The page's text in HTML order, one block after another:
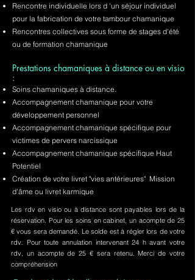
Rencontre individuelle lors d 'un séjour individuel
pour la fabrication de votre tambour chamanique
Rencontres collectives sous forme de stages d'été
ou de formation chamanique
Prestations chamaniques à distance ou en visio
:
Soins chamaniques à distance.
Accompagnement chamanique pour votre
développement personnel
Accompagnement chamanique spécifique pour
victimes de pervers narcissique
Accompagnement chamanique spécifique Haut
Potentiel
Création de votre livret "vies antérieures" Mission
d'âme ou livret karmique
Les rdv en visio ou à distance sont payables lors de la
réservation. Pour les soins en cabinet, un acompte de 25
€ vous sera demandé. Le solde est à régler lors de votre
rdv. Pour toute annulation intervenant 24 h avant votre
rdv, un acompte de 25 € sera retenu. Merci de votre
compréhension